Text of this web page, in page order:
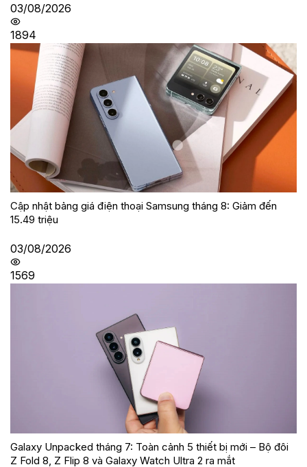
03/08/2026
1894
Cập nhật bảng giá điện thoại Samsung tháng 8: Giảm đến
15.49 triệu
03/08/2026
1569
Galaxy Unpacked tháng 7: Toàn cảnh 5 thiết bị mới – Bộ đôi
Z Fold 8, Z Flip 8 và Galaxy Watch Ultra 2 ra mắt